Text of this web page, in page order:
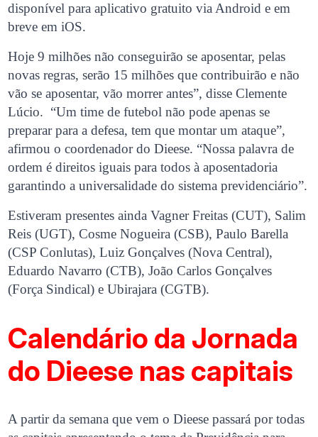
disponível para aplicativo gratuito via Android e em
breve em iOS.
Hoje 9 milhões não conseguirão se aposentar, pelas
novas regras, serão 15 milhões que contribuirão e não
vão se aposentar, vão morrer antes”, disse Clemente
Lúcio. “Um time de futebol não pode apenas se
preparar para a defesa, tem que montar um ataque”,
afirmou o coordenador do Dieese. “Nossa palavra de
ordem é direitos iguais para todos à aposentadoria
garantindo a universalidade do sistema previdenciário”.
Estiveram presentes ainda Vagner Freitas (CUT), Salim
Reis (UGT), Cosme Nogueira (CSB), Paulo Barella
(CSP Conlutas), Luiz Gonçalves (Nova Central),
Eduardo Navarro (CTB), João Carlos Gonçalves
(Força Sindical) e Ubirajara (CGTB).
Calendário da Jornada
do Dieese nas capitais
A partir da semana que vem o Dieese passará por todas